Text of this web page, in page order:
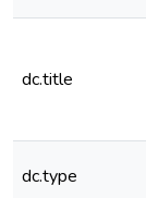
dc.title
dc.type